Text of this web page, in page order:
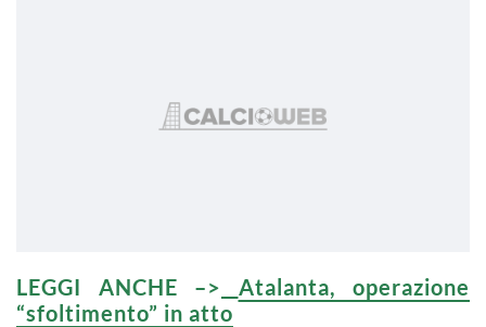
LEGGI ANCHE –>
Atalanta, operazione
“sfoltimento” in atto